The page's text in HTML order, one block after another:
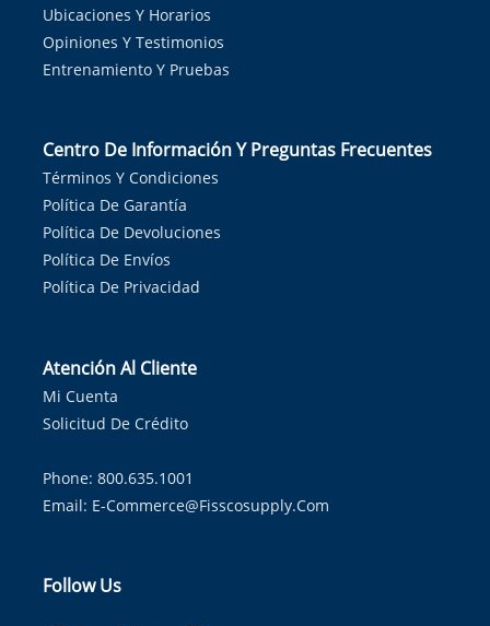
Ubicaciones Y Horarios
Opiniones Y Testimonios
Entrenamiento Y Pruebas
Centro De Información Y Preguntas Frecuentes
Términos Y Condiciones
Política De Garantía
Política De Devoluciones
Política De Envíos
Política De Privacidad
Atención Al Cliente
Mi Cuenta
Solicitud De Crédito
Phone: 800.635.1001
Email: E-Commerce@fisscosupply.com
Follow Us